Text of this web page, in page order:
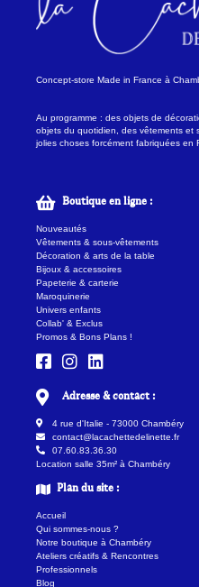
Concept-store Made in France à
Au programme : des objets de
objets du quotidien, des vêtements et
jolies choses forcément fabriquées en
Boutique en ligne :
Nouveautés
Vêtements & sous-vêtements
Décoration & arts de la table
Bijoux & accessoires
Papeterie & carterie
Maroquinerie
Univers enfants
Collab' & Exclus
Promos & Bons Plans !
Adresse & contact :
4 rue d'Italie - 73000 Chambéry
contact@lacachettedelinette.fr
07.60.83.36.30
Location salle 35m² à Chambéry
Plan du site :
Accueil
Qui sommes-nous ?
Notre boutique à Chambéry
Ateliers créatifs & Rencontres
Professionnels
Blog